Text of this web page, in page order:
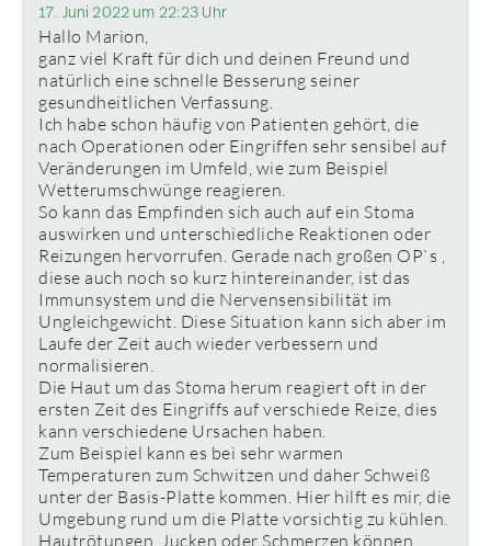
17. Juni 2022 um 22:23 Uhr
Hallo Marion,
ganz viel Kraft für dich und deinen Freund und
natürlich eine schnelle Besserung seiner
gesundheitlichen Verfassung.
Ich habe schon häufig von Patienten gehört, die
nach Operationen oder Eingriffen sehr sensibel auf
Veränderungen im Umfeld, wie zum Beispiel
Wetterumschwünge reagieren.
So kann das Empfinden sich auch auf ein Stoma
auswirken und unterschiedliche Reaktionen oder
Reizungen hervorrufen. Gerade nach großen OP`s ,
diese auch noch so kurz hintereinander, ist das
Immunsystem und die Nervensensibilität im
Ungleichgewicht. Diese Situation kann sich aber im
Laufe der Zeit auch wieder verbessern und
normalisieren.
Die Haut um das Stoma herum reagiert oft in der
ersten Zeit des Eingriffs auf verschiede Reize, dies
kann verschiedene Ursachen haben.
Zum Beispiel kann es bei sehr warmen
Temperaturen zum Schwitzen und daher Schweiß
unter der Basis-Platte kommen. Hier hilft es mir, die
Umgebung rund um die Platte vorsichtig zu kühlen.
Hautrötungen, Jucken oder Schmerzen können